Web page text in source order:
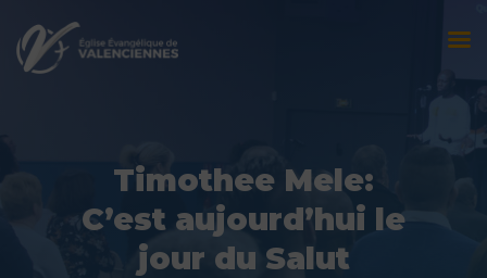
Timothee Mele:
C’est aujourd’hui le
jour du Salut
Évènements
Prédications